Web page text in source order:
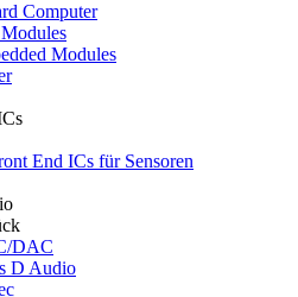
Computer
Modules
End ICs für Sensoren
DAC
D Audio